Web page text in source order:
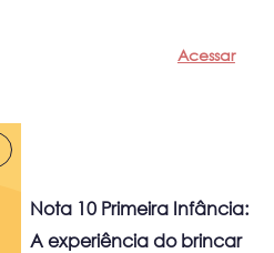
Acessar
Nota 10 Primeira Infância:
A experiência do brincar